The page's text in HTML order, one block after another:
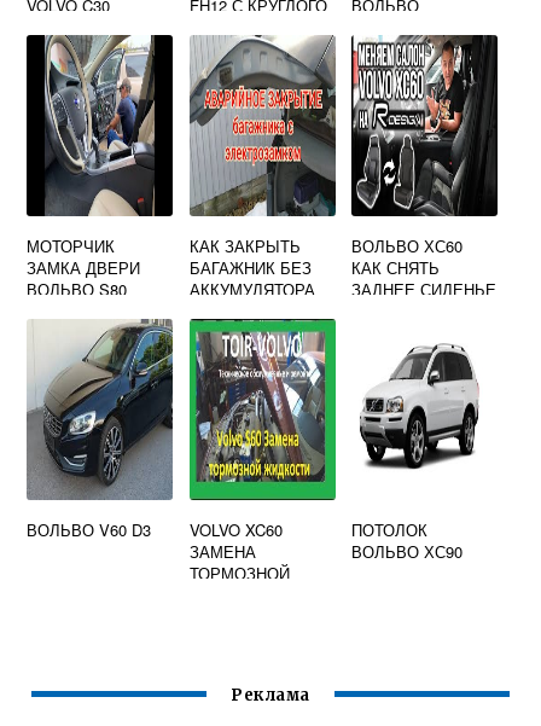
VOLVO C30
FH12 С КРУГЛОГО
ПРЯМОУГОЛЬНЫЙ
ВОЛЬВО
МОТОРЧИК
ЗАМКА ДВЕРИ
ВОЛЬВО S80
КАК ЗАКРЫТЬ
БАГАЖНИК БЕЗ
АККУМУЛЯТОРА
ВОЛЬВО ХС60
КАК СНЯТЬ
ЗАДНЕЕ СИДЕНЬЕ
ВОЛЬВО V60 D3
VOLVO XC60
ЗАМЕНА
ТОРМОЗНОЙ
ПОТОЛОК
ВОЛЬВО ХС90
Реклама